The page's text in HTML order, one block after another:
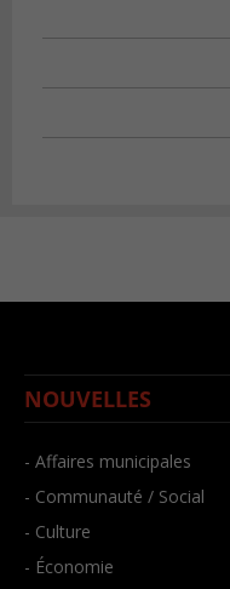
NOUVELLES
- Affaires municipales
- Communauté / Social
- Culture
- Économie